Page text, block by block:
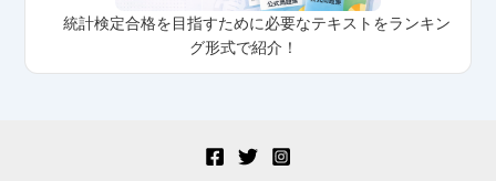
統計検定合格を目指すために必要なテキストをランキン
グ形式で紹介！